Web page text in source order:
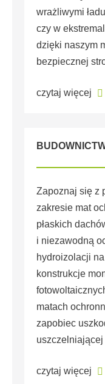
wrażliwymi
czy w
dzięki naszym
bezpiecznej
czytaj więcej
Zapoznaj się z
zakresie mat
płaskich
i niezawodną
hydroizolacji
konstrukcje
matach
zapobiec
uszczelniającej
czytaj więcej